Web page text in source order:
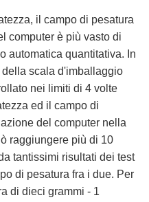
il campo di pesatura
computer è più vasto di
automatica quantitativa. In
scala d'imballaggio
nei limiti di 4 volte
ed il campo di
del computer nella
raggiungere più di 10
tantissimi risultati dei test
di pesatura fra i due. Per
di dieci grammi - 1